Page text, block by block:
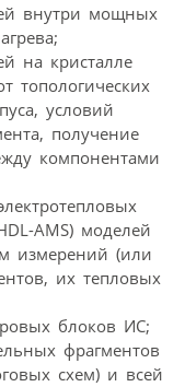
внутри мощных
на кристалле
топологических
условий
получение
компонентами
AMS) моделей
измерений (или
их тепловых
блоков ИС;
фрагментов
схем) и всей